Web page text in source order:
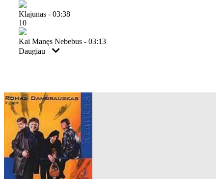
Klajūnas - 03:38
10
Kai Manęs Nebebus - 03:13
Daugiau